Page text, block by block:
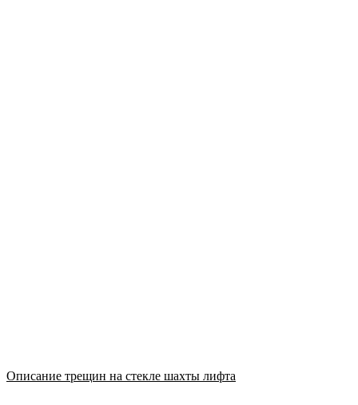
Описание трещин на стекле шахты лифта